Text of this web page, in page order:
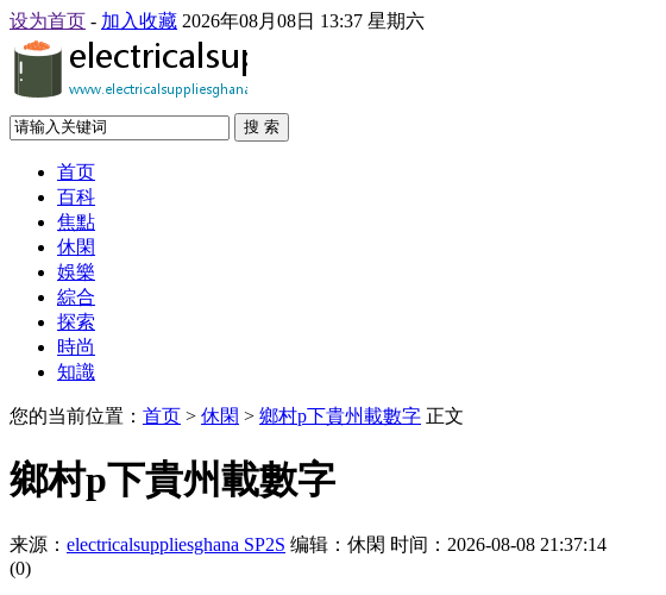
设为首页 - 加入收藏 2026年08月08日 13:37 星期六
搜 索
首页
百科
焦點
休閑
娛樂
綜合
探索
時尚
知識
您的当前位置： 首页 > 休閑 > 鄉村p下貴州載數字 正文
鄉村p下貴州載數字
来源： electricalsuppliesghana SP2S 编辑：休閑 时间：2026-08-08 21:37:14
(0)